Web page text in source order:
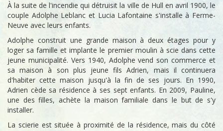
À la suite de l'incendie qui détruisit la ville de Hull en avril 1900, le
couple Adolphe Leblanc et Lucia Lafontaine s'installe à Ferme-
Neuve avec leurs enfants.
Adolphe construit une grande maison à deux étages pour y
loger sa famille et implante le premier moulin à scie dans cette
jeune municipalité. Vers 1940, Adolphe vend son commerce et
sa maison à son plus jeune fils Adrien, mais il continuera
d'habiter cette maison jusqu'à la fin de ses jours. En 1990,
Adrien cède sa résidence à ses sept enfants. En 2009, Pauline,
une des filles, achète la maison familiale dans le but de s'y
installer.
La scierie est située à proximité de la résidence, mais du côté